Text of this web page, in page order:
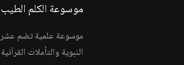
موسوعة الكلم الطيب
موسوعة علمية تضم عشرات
النبوية والتأملات